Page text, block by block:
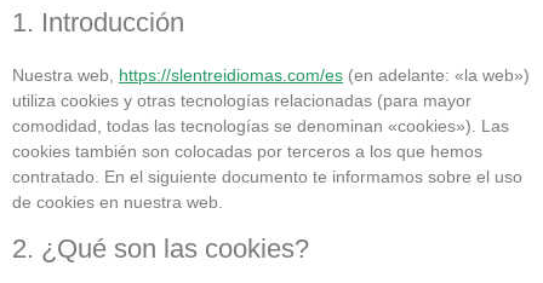
1. Introducción
Nuestra web, https://slentreidiomas.com/es (en adelante: «la web»)
utiliza cookies y otras tecnologías relacionadas (para mayor
comodidad, todas las tecnologías se denominan «cookies»). Las
cookies también son colocadas por terceros a los que hemos
contratado. En el siguiente documento te informamos sobre el uso
de cookies en nuestra web.
2. ¿Qué son las cookies?